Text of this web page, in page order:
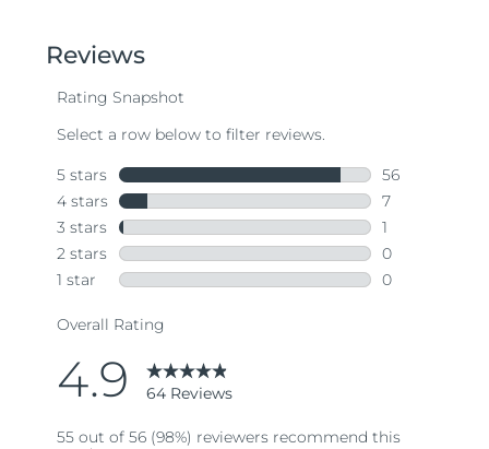
stars,
average
value.
Same
page
link.